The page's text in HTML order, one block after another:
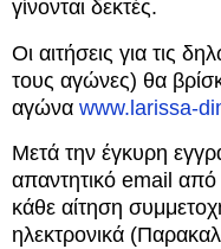
γίνονται δεκτές.
Οι αιτήσεις για τις
τους αγώνες) θα
αγώνα www.larissa-
Μετά την έγκυρη
απαντητικό email από
κάθε αίτηση
ηλεκτρονικά